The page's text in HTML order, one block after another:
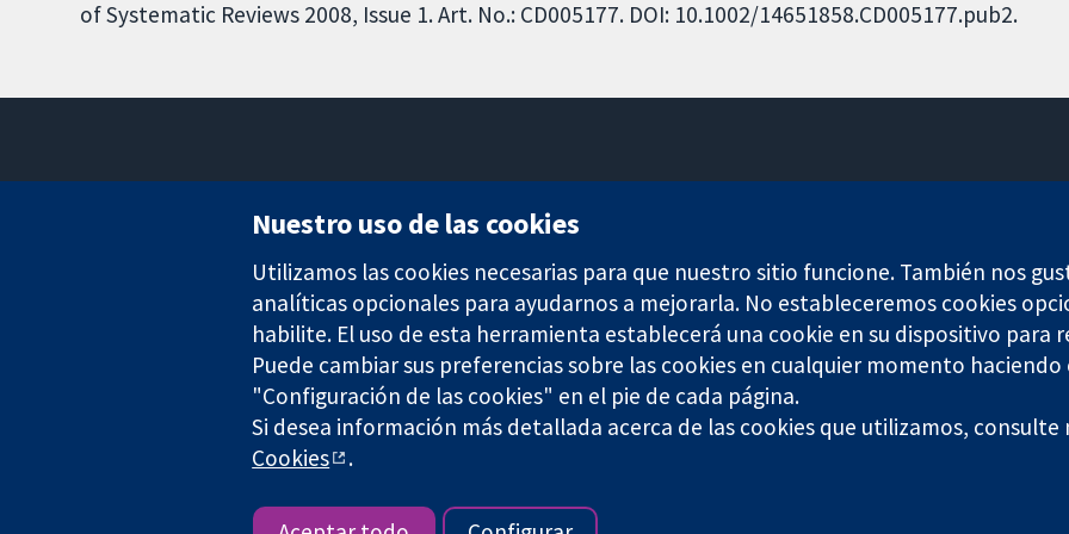
of Systematic Reviews 2008, Issue 1. Art. No.: CD005177. DOI: 10.1002/14651858.CD005177.pub2.
Londres
Reino Unido
The Cochrane Collaboration is a charity (no. 1045921) and a company limited by guarantee (no. 03044323) registered in England &
Copyright © 2026 The Cochrane Collaboration
Nuestro uso de las cookies
Utilizamos las cookies necesarias para que nuestro sitio funcione. También nos
analíticas opcionales para ayudarnos a mejorarla. No estableceremos cookies
habilite. El uso de esta herramienta establecerá una cookie en su dispositivo para
Puede cambiar sus preferencias sobre las cookies en cualquier momento haciendo
"Configuración de las cookies" en el pie de cada página.
Si desea información más detallada acerca de las cookies que utilizamos, consulte
Cookies
.